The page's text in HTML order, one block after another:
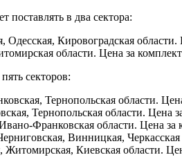
поставлять в два сектора:
Одесская, Кировоградская
области. Цена за
секторов:
Тернопольская области.
Тернопольская области. Цена
Франковская области. Цена за
Винницкая,
Киевская области.